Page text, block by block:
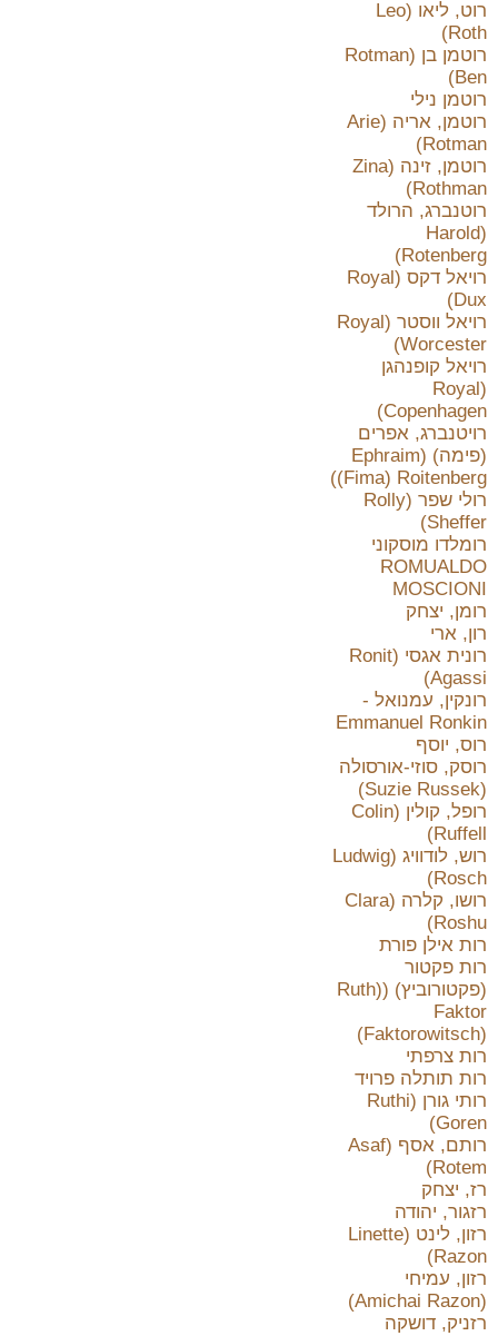
רוט, ליאו (Leo
Roth)
רוטמן בן (Rotman
Ben)
רוטמן נילי
רוטמן, אריה (Arie
Rotman)
רוטמן, זינה (Zina
Rothman)
רוטנברג, הרולד
(Harold
Rotenberg)
רויאל דקס (Royal
Dux)
רויאל ווסטר (Royal
Worcester)
רויאל קופנהגן
(Royal
Copenhagen)
רויטנברג, אפרים
(פימה) (Ephraim
(Fima) Roitenberg)
רולי שפר (Rolly
Sheffer)
רומלדו מוסקוני
ROMUALDO
MOSCIONI
רומן, יצחק
רון, ארי
רונית אגסי (Ronit
Agassi)
רונקין, עמנואל -
Emmanuel Ronkin
רוס, יוסף
רוסק, סוזי-אורסולה
(Suzie Russek)
רופל, קולין (Colin
Ruffell)
רוש, לודוויג (Ludwig
Rosch)
רושו, קלרה (Clara
Roshu)
רות אילן פורת
רות פקטור
(פקטורוביץ) ((Ruth
Faktor
(Faktorowitsch)
רות צרפתי
רות תותלה פרויד
רותי גורן (Ruthi
Goren)
רותם, אסף (Asaf
Rotem)
רז, יצחק
רזגור, יהודה
רזון, לינט (Linette
Razon)
רזון, עמיחי
(Amichai Razon)
רזניק, דושקה